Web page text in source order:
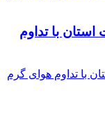
با تداوم